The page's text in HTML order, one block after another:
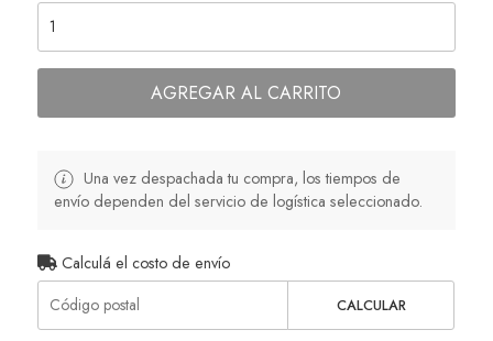
AGREGAR AL CARRITO
Una vez despachada tu compra, los tiempos de
envío dependen del servicio de logística seleccionado.
Calculá el costo de envío
CALCULAR